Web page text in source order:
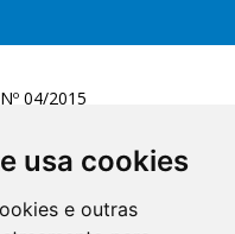
usa cookies
e outras
04/2015